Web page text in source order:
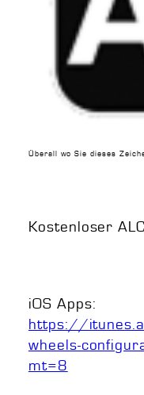
Überall wo Sie dieses
Kostenloser
iOS Apps:
https://
wheels-
mt=8